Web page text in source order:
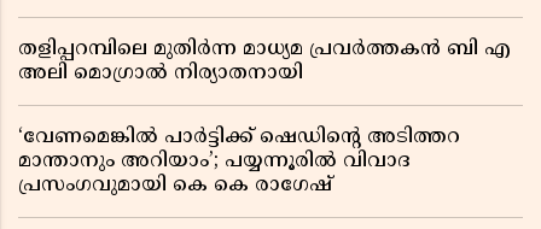
തളിപ്പറമ്പിലെ മുതിർന്ന മാധ്യമ പ്രവർത്തകൻ ബി എ
അലി മൊഗ്രാൽ നിര്യാതനായി
‘വേണമെങ്കിൽ പാർട്ടിക്ക് ഷെഡിൻ്റെ അടിത്തറ
മാന്താനും അറിയാം’; പയ്യന്നൂരിൽ വിവാദ
പ്രസംഗവുമായി കെ കെ രാഗേഷ്